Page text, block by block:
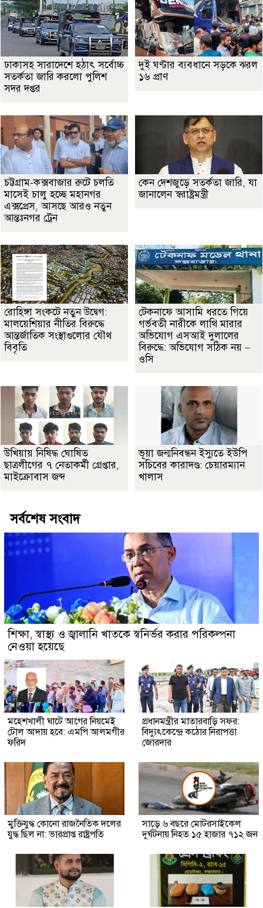
ঢাকাসহ সারাদেশে হঠাৎ সর্বোচ্চ
সতর্কতা জা‌রি করলো পুলিশ
সদর দপ্তর
দুই ঘণ্টার ব্যবধানে সড়কে ঝরল
১৬ প্রাণ
চট্টগ্রাম-কক্সবাজার রুটে চলতি
মাসেই চালু হচ্ছে মহানগর
এক্সপ্রেস, আসছে আরও নতুন
আন্তঃনগর ট্রেন
কেন দেশজুড়ে সতর্কতা জারি, যা
জানালেন স্বরাষ্ট্রমন্ত্রী
রোহিঙ্গা সংকটে নতুন উদ্বেগ:
মালয়েশিয়ার নীতির বিরুদ্ধে
আন্তর্জাতিক সংস্থাগুলোর যৌথ
বিবৃতি
টেকনাফে আসামি ধরতে গিয়ে
গর্ভবতী নারীকে লাথি মারার
অভিযোগ এসআই দুলালের
বিরুদ্ধে: অভিযোগ সঠিক নয় –
ওসি
উখিয়ায় নিষিদ্ধ ঘোষিত
ছাত্রলীগের ৭ নেতাকর্মী গ্রেপ্তার,
মাইক্রোবাস জব্দ
ভূয়া জন্মনিবন্ধন ইস্যুতে ইউপি
সচিবের কারাদণ্ড: চেয়ারম্যান
খালাস
সর্বশেষ সংবাদ
শিক্ষা, স্বাস্থ্য ও জ্বালানি খাতকে স্বনির্ভর করার পরিকল্পনা
নেওয়া হয়েছে
মহেশখালী ঘাটে আগের নিয়মেই
টোল আদায় হবে: এমপি আলমগীর
ফরিদ
প্রধানমন্ত্রীর মাতারবাড়ি সফর:
বিদ্যুৎকেন্দ্রে কঠোর নিরাপত্তা
জোরদার
মুক্তিযুদ্ধ কোনো রাজনৈতিক দলের
যুদ্ধ ছিল না: ভারপ্রাপ্ত রাষ্ট্রপতি
সাড়ে ৬ বছরে মোটরসাইকেল
দুর্ঘটনায় নিহত ১৫ হাজার ৭১২ জন